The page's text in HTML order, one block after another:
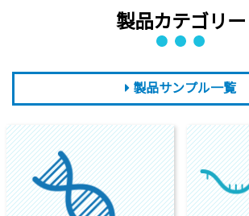
製品カテゴリー
製品サンプル一覧